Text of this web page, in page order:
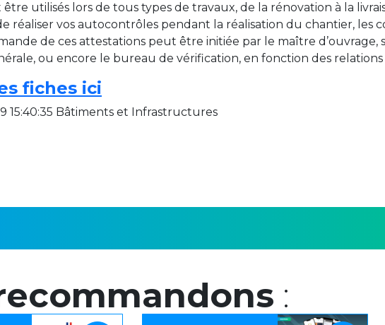
utilisés lors de tous types de travaux, de la rénovation à la
réaliser vos autocontrôles pendant la réalisation du chantier,
de ces attestations peut être initiée par le maître
ou encore le bureau de vérification, en fonction des
fiches ici
15:40:35 Bâtiments et Infrastructures
: